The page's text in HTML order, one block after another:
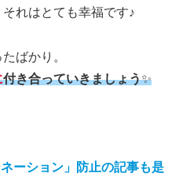
れはとても幸福です♪
ばかり。
付き合っていきましょう✨
ーション」防止の記事も是